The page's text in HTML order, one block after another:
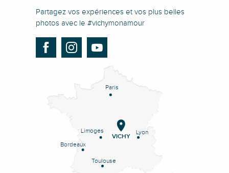
Partagez vos expériences et vos plus belles
photos avec le #vichymonamour
Paris
Lyon
Limoges
Bordeaux
Toulouse
VICHY